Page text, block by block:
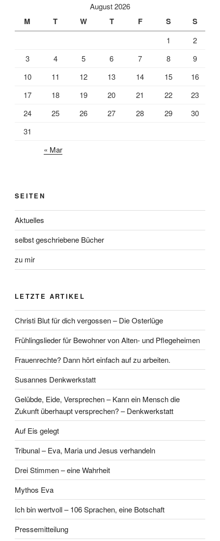
August 2026
M T W T F S S
1
2
3
4 5 6 7 8
9
10
11 12 13 14 15
16
17
18 19 20 21 22
23
24
25 26 27 28 29
30
31
« Mar
SEITEN
Aktuelles
selbst geschriebene Bücher
zu mir
LETZTE ARTIKEL
Christi Blut für dich vergossen – Die Osterlüge
Frühlingslieder für Bewohner von Alten- und Pflegeheimen
Frauenrechte? Dann hört einfach auf zu arbeiten.
Susannes Denkwerkstatt
Gelübde, Eide, Versprechen – Kann ein Mensch die
Zukunft überhaupt versprechen? – Denkwerkstatt
Auf Eis gelegt
Tribunal – Eva, Maria und Jesus verhandeln
Drei Stimmen – eine Wahrheit
Mythos Eva
Ich bin wertvoll – 106 Sprachen, eine Botschaft
Pressemitteilung